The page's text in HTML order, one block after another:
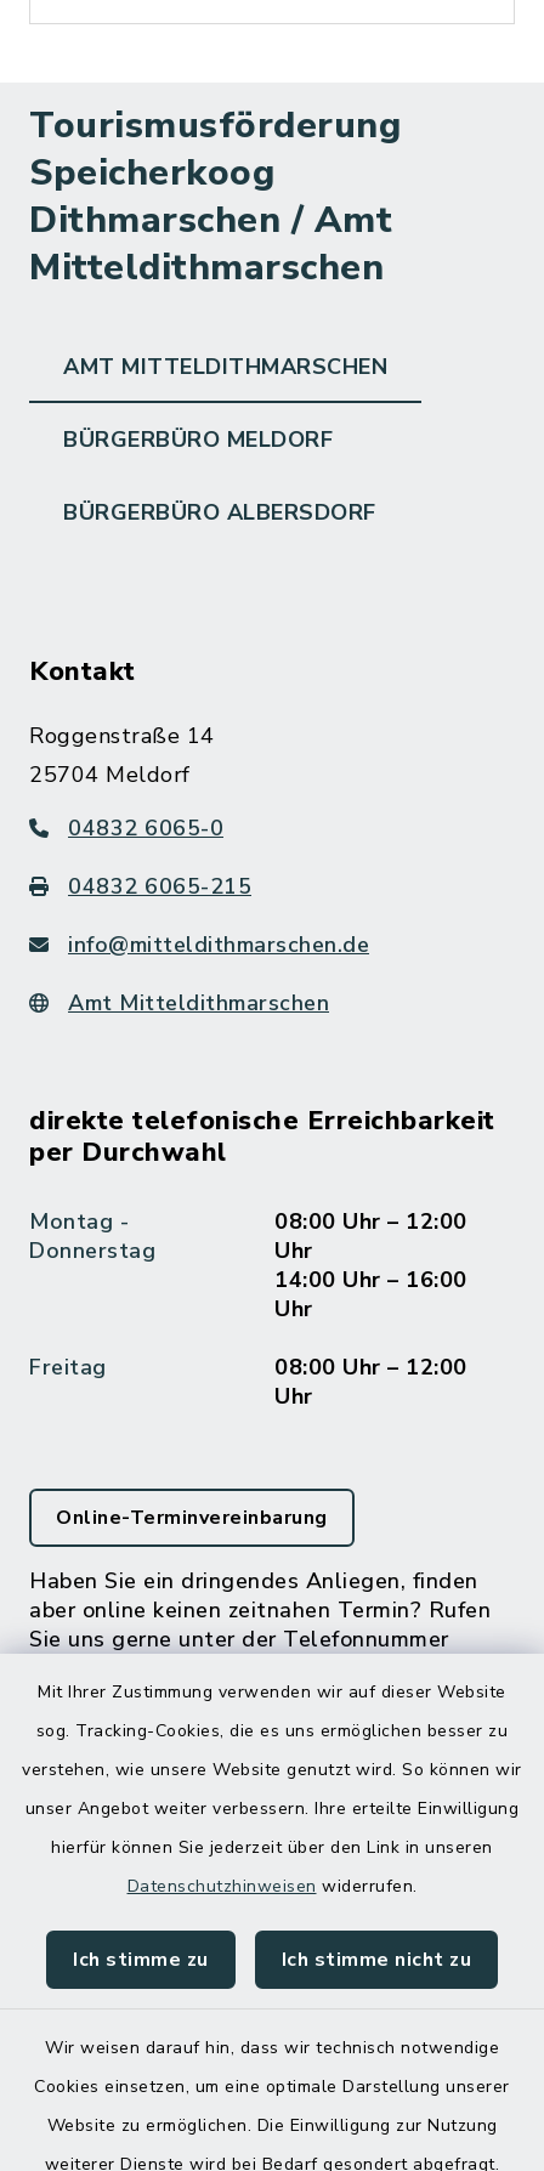
Mit Ihrer Zustimmung verwenden wir auf dieser Website
sog. Tracking-Cookies, die es uns ermöglichen besser zu
verstehen, wie unsere Website genutzt wird. So können wir
unser Angebot weiter verbessern. Ihre erteilte Einwilligung
hierfür können Sie jederzeit über den Link in unseren
Datenschutzhinweisen widerrufen.
Ich stimme zu Ich stimme nicht zu
Wir weisen darauf hin, dass wir technisch notwendige
Cookies einsetzen, um eine optimale Darstellung unserer
Website zu ermöglichen. Die Einwilligung zur Nutzung
weiterer Dienste wird bei Bedarf gesondert abgefragt.
Tourismusförderung
Speicherkoog
Dithmarschen / Amt
Mitteldithmarschen
AMT MITTELDITHMARSCHEN
BÜRGERBÜRO MELDORF
BÜRGERBÜRO ALBERSDORF
Kontakt
Roggenstraße 14
25704 Meldorf
04832 6065-0
04832 6065-215
info@mitteldithmarschen.de
Amt Mitteldithmarschen
direkte telefonische Erreichbarkeit
per Durchwahl
Montag -
Donnerstag
08:00 Uhr – 12:00
Uhr
14:00 Uhr – 16:00
Uhr
Freitag
08:00 Uhr – 12:00
Uhr
Online-Terminvereinbarung
Haben Sie ein dringendes Anliegen, finden
aber online keinen zeitnahen Termin? Rufen
Sie uns gerne unter der Telefonnummer
Kontakt
Datenschutz
Impressum